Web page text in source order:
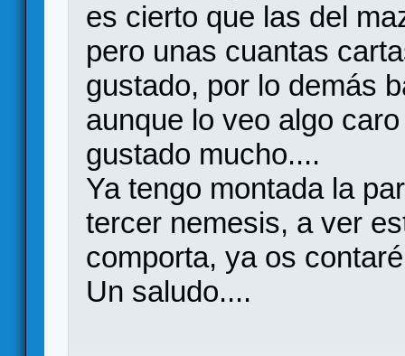
es cierto que las del
pero unas cuantas
gustado, por lo demás
aunque lo veo algo
gustado mucho....
Ya tengo montada la
tercer nemesis, a ver
comporta, ya os
Un saludo....